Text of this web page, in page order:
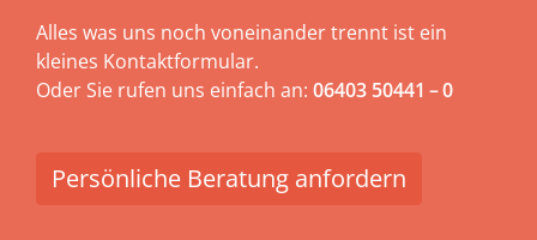
Alles was uns noch voneinander trennt ist ein
kleines Kontaktformular.
Oder Sie rufen uns einfach an: 06403 50441 – 0
Persönliche Beratung anfordern